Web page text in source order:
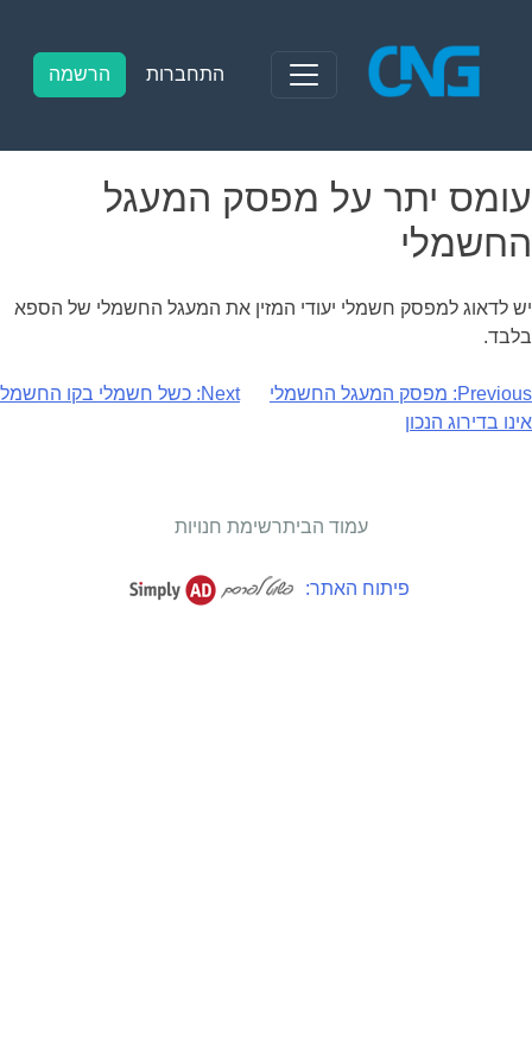
content
התחברות הרשמה
עומס יתר על מפסק המעגל
החשמלי
יש לדאוג למפסק חשמלי יעודי המזין את המעגל החשמלי של הספא
בלבד.
ניווט
Previous:
מפסק המעגל החשמלי
אינו בדירוג הנכון
Next: כשל חשמלי בקו החשמל
עמוד הביתרשימת חנויות
פיתוח האתר: